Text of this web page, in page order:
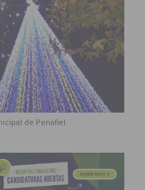
de Penafiel